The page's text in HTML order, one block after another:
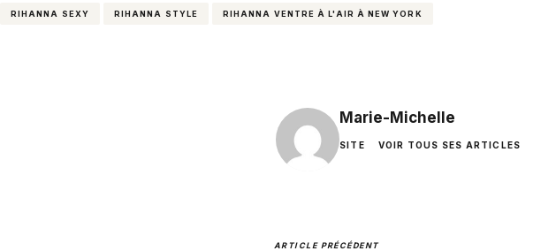
RIHANNA SEXY RIHANNA STYLE RIHANNA VENTRE À L'AIR À NEW YORK
Marie-Michelle
SITE VOIR TOUS SES ARTICLES
ARTICLE PRÉCÉDENT